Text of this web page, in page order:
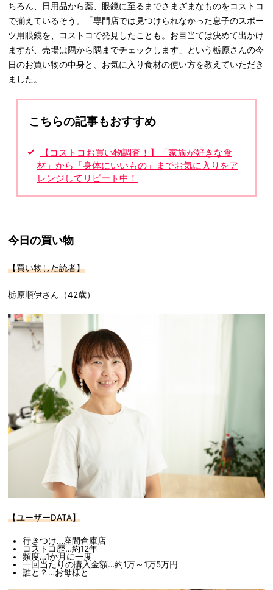
ちろん、日用品から薬、眼鏡に至るまでさまざまなものをコストコ
で揃えているそう。「専門店では見つけられなかった息子のスポー
ツ用眼鏡を、コストコで発見したことも。お目当ては決めて出かけ
ますが、売場は隅から隅までチェックします」という栃原さんの今
日のお買い物の中身と、お気に入り食材の使い方を教えていただき
ました。
こちらの記事もおすすめ
【コストコお買い物調査！】「家族が好きな食
材」から「身体にいいもの」までお気に入りをア
レンジしてリピート中！
今日の買い物
【買い物した読者】
栃原順伊さん（42歳）
【ユーザーDATA】
行きつけ…座間倉庫店
コストコ歴…約12年
頻度…1か月に一度
一回当たりの購入金額…約1万～1万5万円
誰と？…お母様と